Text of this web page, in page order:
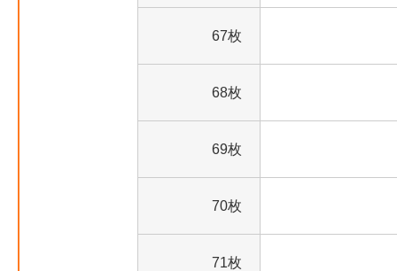
67枚
68枚
69枚
70枚
71枚